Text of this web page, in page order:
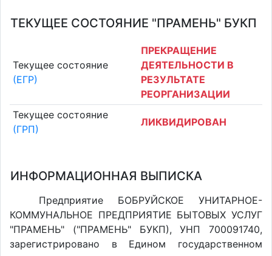
ТЕКУЩЕЕ СОСТОЯНИЕ "ПРАМЕНЬ" БУКП
Текущее состояние
(ЕГР)
ПРЕКРАЩЕНИЕ
ДЕЯТЕЛЬНОСТИ В
РЕЗУЛЬТАТЕ
РЕОРГАНИЗАЦИИ
Текущее состояние
(ГРП)
ЛИКВИДИРОВАН
ИНФОРМАЦИОННАЯ ВЫПИСКА
Предприятие БОБРУЙСКОЕ УНИТАРНОЕ-
КОММУНАЛЬНОЕ ПРЕДПРИЯТИЕ БЫТОВЫХ УСЛУГ
"ПРАМЕНЬ" ("ПРАМЕНЬ" БУКП), УНП 700091740,
зарегистрировано в Едином государственном